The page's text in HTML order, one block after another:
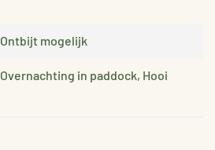
Ontbijt mogelijk
Overnachting in paddock, Hooi